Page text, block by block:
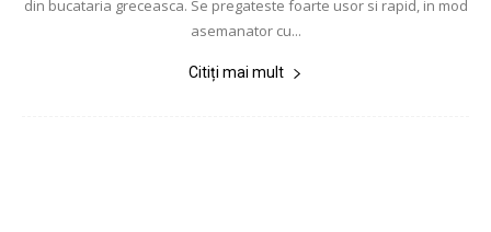
din bucataria greceasca. Se pregateste foarte usor si rapid, in mod
asemanator cu...
Citiți mai mult